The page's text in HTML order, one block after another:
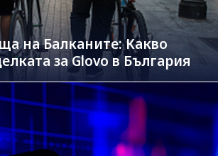
на Балканите: Какво
за Glovo в България